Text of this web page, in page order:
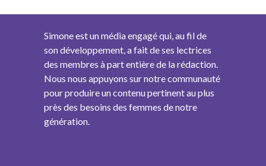
Simone est un média engagé qui, au fil de
son développement, a fait de ses lectrices
des membres à part entière de la rédaction.
Nous nous appuyons sur notre communauté
pour produire un contenu pertinent au plus
près des besoins des femmes de notre
génération.